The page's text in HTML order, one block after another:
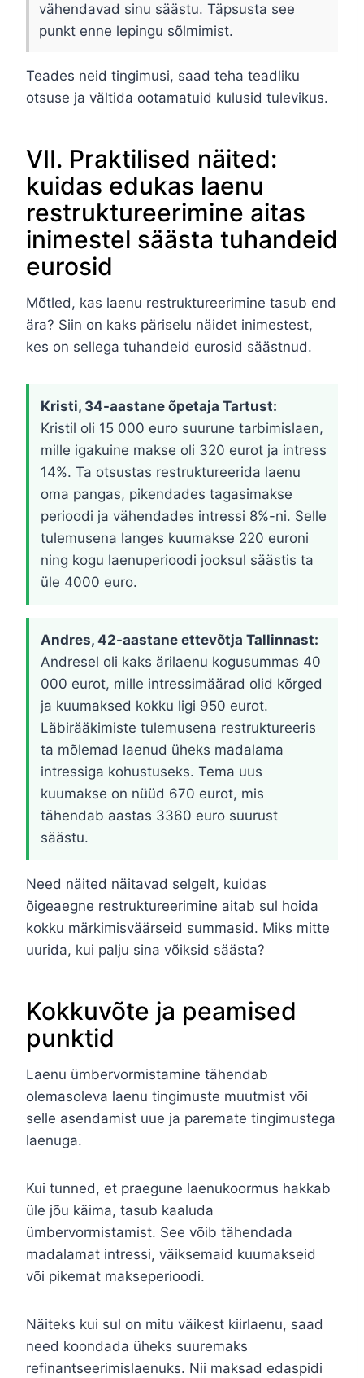
vähendavad sinu säästu. Täpsusta see
punkt enne lepingu sõlmimist.
Teades neid tingimusi, saad teha teadliku
otsuse ja vältida ootamatuid kulusid tulevikus.
VII. Praktilised näited:
kuidas edukas laenu
restruktureerimine aitas
inimestel säästa tuhandeid
eurosid
Mõtled, kas laenu restruktureerimine tasub end
ära? Siin on kaks päriselu näidet inimestest,
kes on sellega tuhandeid eurosid säästnud.
Kristi, 34-aastane õpetaja Tartust:
Kristil oli 15 000 euro suurune tarbimislaen,
mille igakuine makse oli 320 eurot ja intress
14%. Ta otsustas restruktureerida laenu
oma pangas, pikendades tagasimakse
perioodi ja vähendades intressi 8%-ni. Selle
tulemusena langes kuumakse 220 euroni
ning kogu laenuperioodi jooksul säästis ta
üle 4000 euro.
Andres, 42-aastane ettevõtja Tallinnast:
Andresel oli kaks ärilaenu kogusummas 40
000 eurot, mille intressimäärad olid kõrged
ja kuumaksed kokku ligi 950 eurot.
Läbirääkimiste tulemusena restruktureeris
ta mõlemad laenud üheks madalama
intressiga kohustuseks. Tema uus
kuumakse on nüüd 670 eurot, mis
tähendab aastas 3360 euro suurust
säästu.
Need näited näitavad selgelt, kuidas
õigeaegne restruktureerimine aitab sul hoida
kokku märkimisväärseid summasid. Miks mitte
uurida, kui palju sina võiksid säästa?
Kokkuvõte ja peamised
punktid
Laenu ümbervormistamine tähendab
olemasoleva laenu tingimuste muutmist või
selle asendamist uue ja paremate tingimustega
laenuga.
Kui tunned, et praegune laenukoormus hakkab
üle jõu käima, tasub kaaluda
ümbervormistamist. See võib tähendada
madalamat intressi, väiksemaid kuumakseid
või pikemat makseperioodi.
Näiteks kui sul on mitu väikest kiirlaenu, saad
need koondada üheks suuremaks
refinantseerimislaenuks. Nii maksad edaspidi